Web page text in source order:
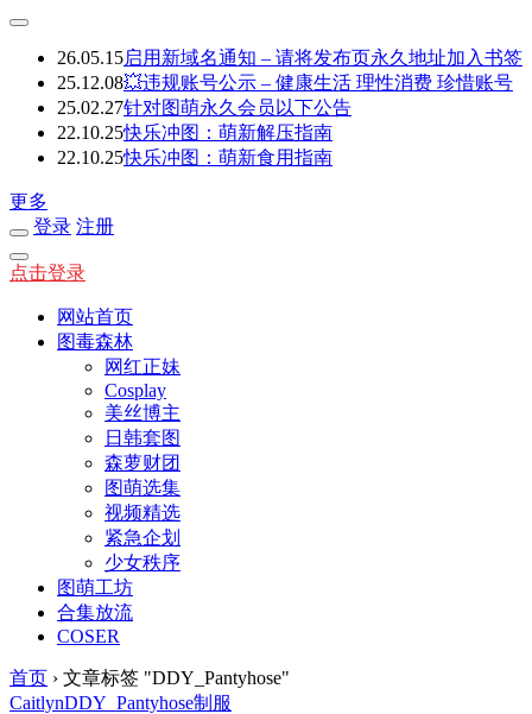
26.05.15启用新域名通知 – 请将发布页永久地址加入书签
25.12.08💥违规账号公示 – 健康生活 理性消费 珍惜账号
25.02.27针对图萌永久会员以下公告
22.10.25快乐冲图：萌新解压指南
22.10.25快乐冲图：萌新食用指南
更多
登录 注册
点击登录
网站首页
图毒森林
网红正妹
Cosplay
美丝博主
日韩套图
森萝财团
图萌选集
视频精选
紧急企划
少女秩序
图萌工坊
合集放流
COSER
首页 › 文章标签 "DDY_Pantyhose"
CaitlynDDY_Pantyhose制服